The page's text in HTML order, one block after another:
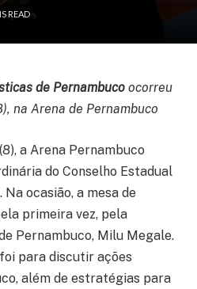
READ
de Pernambuco ocorreu
na Arena de Pernambuco
a Arena Pernambuco
do Conselho Estadual
Na ocasião, a mesa de
primeira vez, pela
Pernambuco, Milu Megale.
para discutir ações
além de estratégias para